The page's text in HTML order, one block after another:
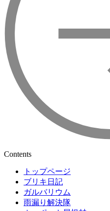
Contents
トップページ
ブリキ日記
ガルバリウム
雨漏り解決隊